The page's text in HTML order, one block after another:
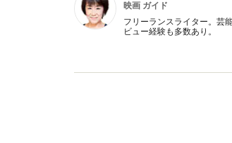
映画 ガイド
フリーランスライター。芸
ビュー経験も多数あり。